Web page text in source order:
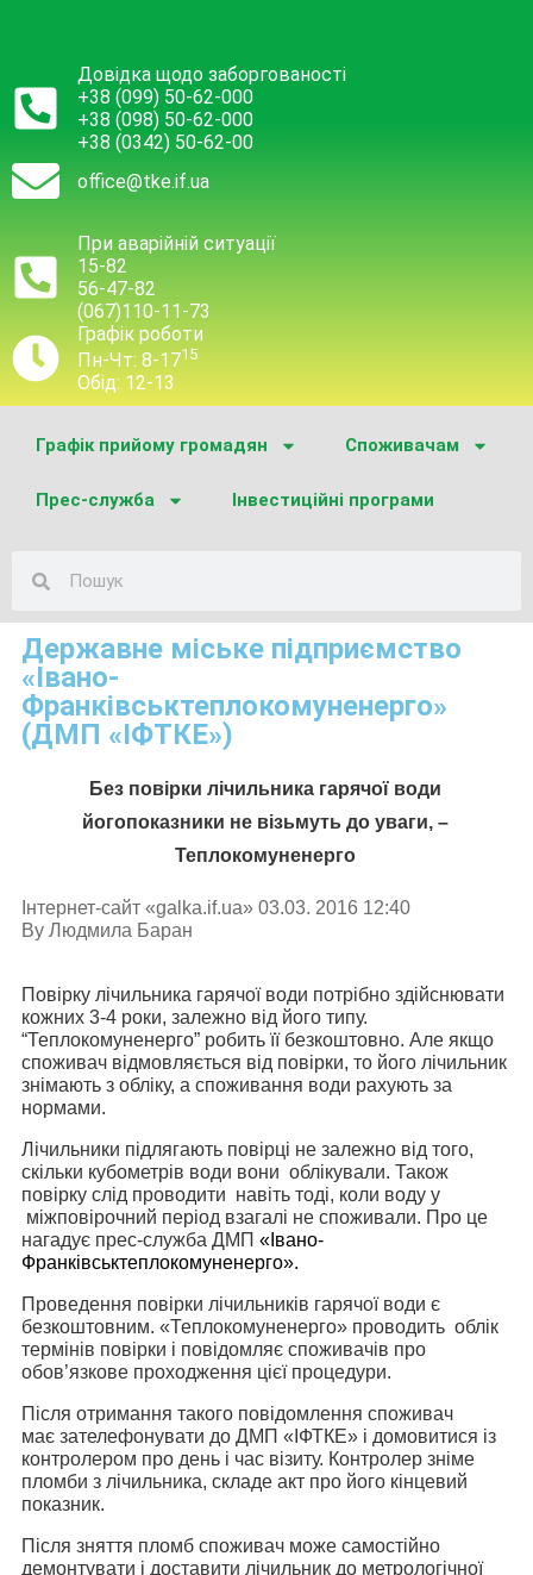
Довідка щодо заборгованості
+38 (099) 50-62-000
+38 (098) 50-62-000
+38 (0342) 50-62-00
office@tke.if.ua
При аварійній ситуації
15-82
56-47-82
(067)110-11-73
Графік роботи
Пн-Чт: 8-1715
Обід: 12-13
Графік прийому громадян Споживачам
Прес-служба Інвестиційні програми
Державне міське підприємство
«Івано-
Франківськтеплокомуненерго»
(ДМП «ІФТКЕ»)
Без повірки лічильника гарячої води
йогопоказники не візьмуть до уваги, –
Теплокомуненерго
Інтернет-сайт «galka.if.ua» 03.03. 2016 12:40
By Людмила Баран
Повірку лічильника гарячої води потрібно здійснювати
кожних 3-4 роки, залежно від його типу.
“Теплокомуненерго” робить її безкоштовно. Але якщо
споживач відмовляється від повірки, то його лічильник
знімають з обліку, а споживання води рахують за
нормами.
Лічильники підлягають повірці не залежно від того,
скільки кубометрів води вони облікували. Також
повірку слід проводити навіть тоді, коли воду у
міжповірочний період взагалі не споживали. Про це
нагадує прес-служба ДМП «Івано-
Франківськтеплокомуненерго».
Проведення повірки лічильників гарячої води є
безкоштовним. «Теплокомуненерго» проводить облік
термінів повірки і повідомляє споживачів про
обов’язкове проходження цієї процедури.
Після отримання такого повідомлення споживач
має зателефонувати до ДМП «ІФТКЕ» і домовитися із
контролером про день і час візиту. Контролер зніме
пломби з лічильника, складе акт про його кінцевий
показник.
Після зняття пломб споживач може самостійно
демонтувати і доставити лічильник до метрологічної